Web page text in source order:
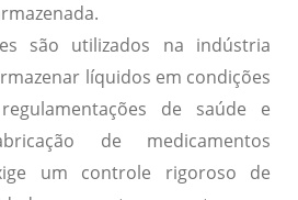
são utilizados na indústria
líquidos em condições
de saúde e
de medicamentos
um controle rigoroso de